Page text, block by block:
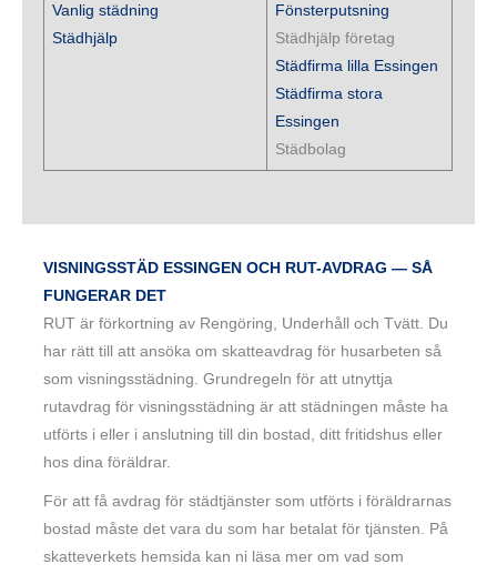
Vanlig städning
Städhjälp
Fönsterputsning
Städhjälp företag
Städfirma lilla Essingen
Städfirma stora
Essingen
Städbolag
VISNINGSSTÄD ESSINGEN OCH RUT-AVDRAG — SÅ
FUNGERAR DET
RUT är förkortning av Rengöring, Underhåll och Tvätt. Du
har rätt till att ansöka om skatteavdrag för husarbeten så
som visningsstädning. Grundregeln för att utnyttja
rutavdrag för visningsstädning är att städningen måste ha
utförts i eller i anslutning till din bostad, ditt fritidshus eller
hos dina föräldrar.
För att få avdrag för städtjänster som utförts i föräldrarnas
bostad måste det vara du som har betalat för tjänsten. På
skatteverkets hemsida kan ni läsa mer om vad som